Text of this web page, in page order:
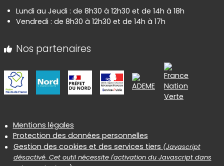
Lundi au Jeudi : de 8h30 à 12h30 et de 14h à 18h
Vendredi : de 8h30 à 12h30 et de 14h à 17h
Nos partenaires
Informations réglementaires
Mentions légales
Protection des données personnelles
Gestion des cookies et des services tiers (Javascript
désactivé. Cet outil nécessite l'activation du Javascript dans